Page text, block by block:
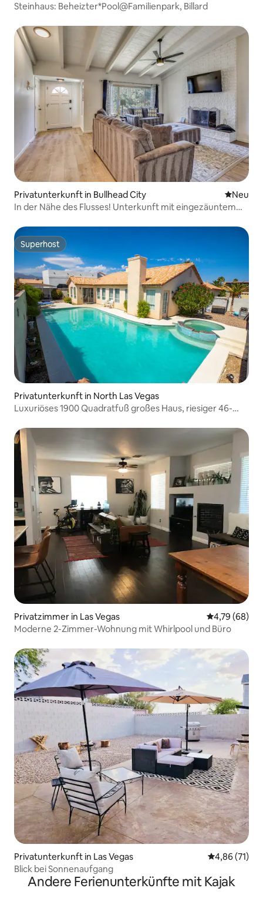
Steinhaus: Beheizter*Pool@Familienpark, Billard
Privatunterkunft in Bullhead City Neue
Neu
In der Nähe des Flusses! Unterkunft mit eingezäuntem
Superhost
Superhost
Privatunterkunft in North Las Vegas
Luxuriöses 1900 Quadratfuß großes Haus, riesiger 46-
Privatzimmer in Las Vegas
4,79 (68)
Moderne 2-Zimmer-Wohnung mit Whirlpool und Büro
Privatunterkunft in Las Vegas
4,86 (71)
Blick bei Sonnenaufgang
Andere Ferienunterkünfte mit Kajak